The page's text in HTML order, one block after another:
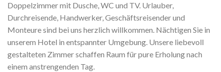
Doppelzimmer mit Dusche, WC und TV. Urlauber,
Durchreisende, Handwerker, Geschäftsreisender und
Monteure sind bei uns herzlich willkommen. Nächtigen Sie in
unserem Hotel in entspannter Umgebung. Unsere liebevoll
gestalteten Zimmer schaffen Raum für pure Erholung nach
einem anstrengenden Tag.